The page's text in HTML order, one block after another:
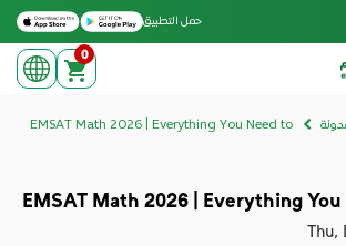
Download on the Apple App Store
Get it on Google Play
حمل التطبيق
elmadrasah.com home
0
EMSAT Math 2026 | Everything You Need to
EMSAT Math 2026 | Everything
Thu,